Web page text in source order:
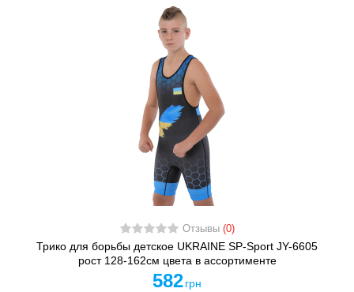
Отзывы (0)
Трико для борьбы детское UKRAINE SP-Sport JY-6605
рост 128-162см цвета в ассортименте
582 грн